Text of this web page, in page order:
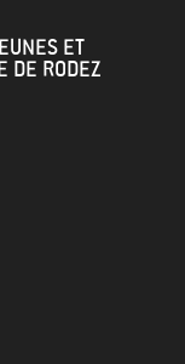
ET
DE RODEZ